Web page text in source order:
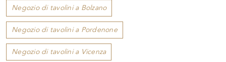
Negozio di tavolini a Bolzano
Negozio di tavolini a Pordenone
Negozio di tavolini a Vicenza